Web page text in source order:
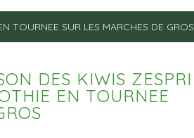
TOURNEE SUR LES MARCHES DE GROS
DES KIWIS ZESPRI
EN TOURNEE